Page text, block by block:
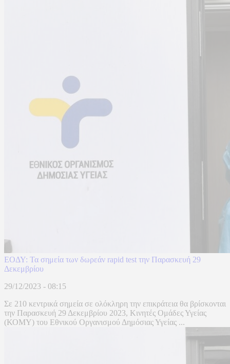
ΕΟΔΥ: Τα σημεία των δωρεάν rapid test την Παρασκευή 29
Δεκεμβρίου
29/12/2023 - 08:15
Σε 210 κεντρικά σημεία σε ολόκληρη την επικράτεια θα βρίσκονται
την Παρασκευή 29 Δεκεμβρίου 2023, Κινητές Ομάδες Υγείας
(ΚΟΜΥ) του Εθνικού Οργανισμού Δημόσιας Υγείας ...